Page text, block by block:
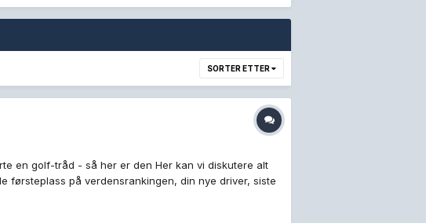
SORTER ETTER
en golf-tråd - så her er den Her kan vi diskutere alt
førsteplass på verdensrankingen, din nye driver, siste